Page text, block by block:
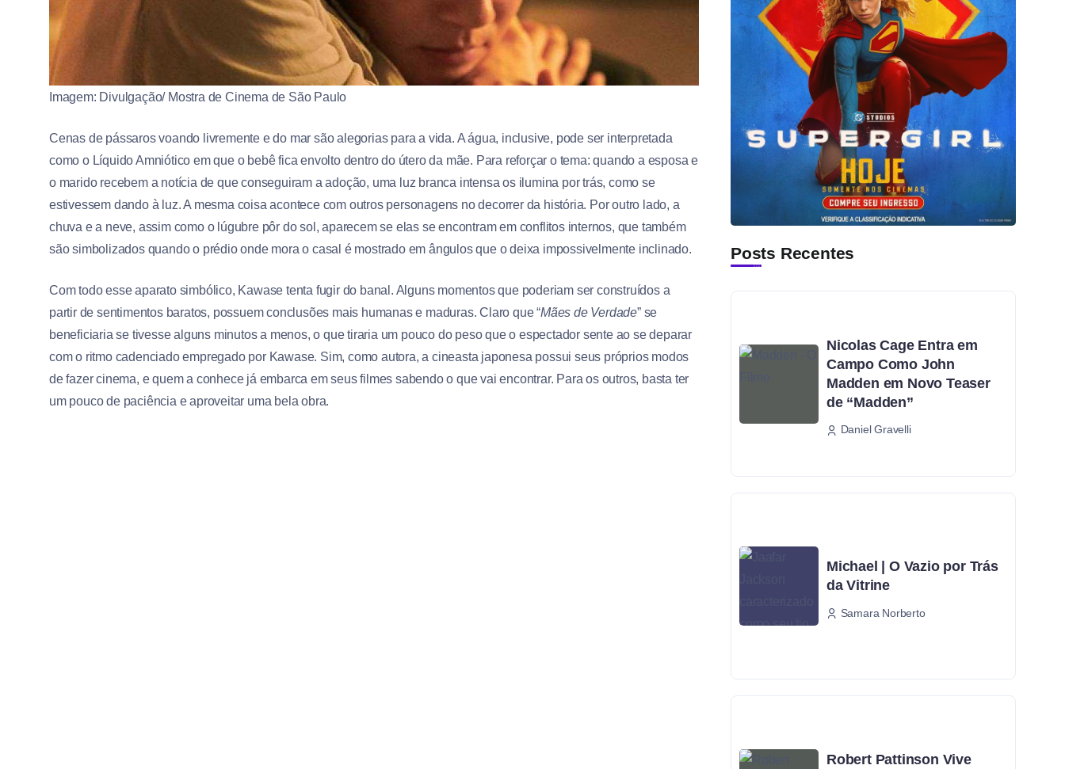
Imagem: Divulgação/ Mostra de Cinema de São Paulo
Cenas de pássaros voando livremente e do mar são alegorias para a vida. A água, inclusive, pode ser interpretada
como o Líquido Amniótico em que o bebê fica envolto dentro do útero da mãe. Para reforçar o tema: quando a esposa e
o marido recebem a notícia de que conseguiram a adoção, uma luz branca intensa os ilumina por trás, como se
estivessem dando à luz. A mesma coisa acontece com outros personagens no decorrer da história. Por outro lado, a
chuva e a neve, assim como o lúgubre pôr do sol, aparecem se elas se encontram em conflitos internos, que também
são simbolizados quando o prédio onde mora o casal é mostrado em ângulos que o deixa impossivelmente inclinado.
Com todo esse aparato simbólico, Kawase tenta fugir do banal. Alguns momentos que poderiam ser construídos a
partir de sentimentos baratos, possuem conclusões mais humanas e maduras. Claro que “Mães de Verdade” se
beneficiaria se tivesse alguns minutos a menos, o que tiraria um pouco do peso que o espectador sente ao se deparar
com o ritmo cadenciado empregado por Kawase. Sim, como autora, a cineasta japonesa possui seus próprios modos
de fazer cinema, e quem a conhece já embarca em seus filmes sabendo o que vai encontrar. Para os outros, basta ter
um pouco de paciência e aproveitar uma bela obra.
Posts Recentes
Nicolas Cage Entra em
Campo Como John
Madden em Novo Teaser
de “Madden”
Daniel Gravelli
Michael | O Vazio por Trás
da Vitrine
Samara Norberto
Robert Pattinson Vive